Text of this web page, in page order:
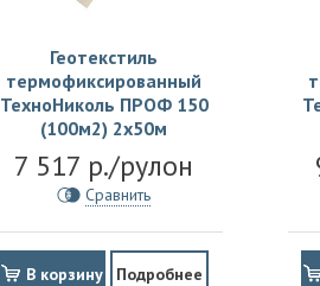
Геотекстиль
термофиксированный
ТехноНиколь ПРОФ 150
(100м2) 2х50м
7 517 р./рулон
Сравнить
В корзину Подробнее